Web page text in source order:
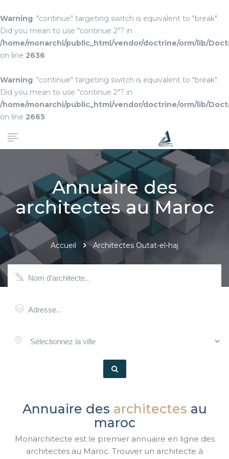
Warning: "continue" targeting switch is equivalent to "break".
Did you mean to use "continue 2"? in
/home/monarchi/public_html/vendor/doctrine/orm/lib/
on line 2636
Warning: "continue" targeting switch is equivalent to "break".
Did you mean to use "continue 2"? in
/home/monarchi/public_html/vendor/doctrine/orm/lib/
on line 2665
Annuaire des
architectes au Maroc
Accueil Architectes Outat-el-haj
Annuaire des architectes au
maroc
Monarchitecte est le premier annuaire en ligne des
architectes au Maroc. Trouver un architecte à